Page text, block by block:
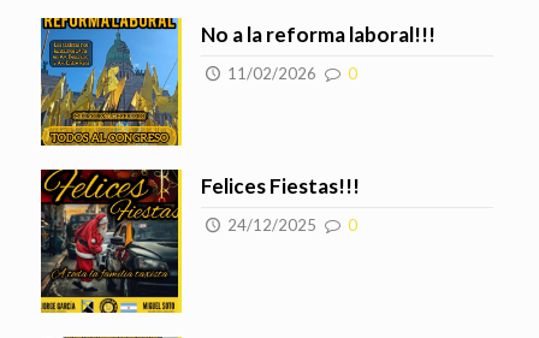
No a la reforma laboral!!!
11/02/2026 0
Felices Fiestas!!!
24/12/2025 0